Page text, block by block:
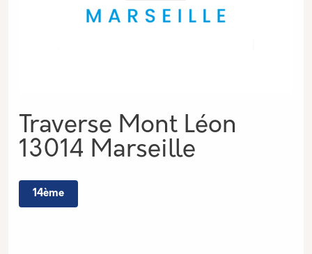
Adresse
Traverse Mont Léon
13014 Marseille
14ème